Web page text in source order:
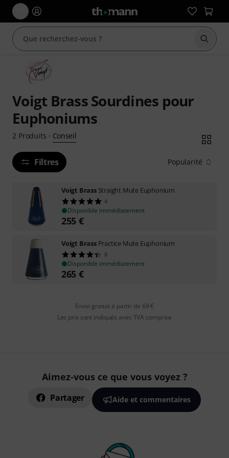
Voigt Brass Sourdines pour
Euphoniums
2 Produits · Conseil
Filtres Popularité
Voigt Brass Straight Mute Euphonium
4
Disponible immédiatement
255 €
Voigt Brass Practice Mute Euphonium
8
Disponible immédiatement
265 €
Envoi gratuit à partir de 69 €
Les prix sont indiqués avec TVA comprise
Aimez-vous ce que vous voyez ?
Partager Aide et commentaires